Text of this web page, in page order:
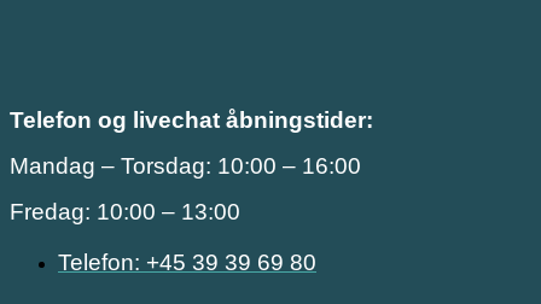
Telefon og livechat åbningstider:
Mandag – Torsdag: 10:00 – 16:00
Fredag: 10:00 – 13:00
Telefon: +45 39 39 69 80